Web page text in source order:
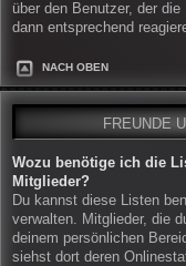
über den Benutzer, der
dann entsprechend
NACH OBEN
FREUNDE
Wozu benötige ich die
Mitglieder?
Du kannst diese Listen
verwalten. Mitglieder, die
deinem persönlichen
siehst dort deren